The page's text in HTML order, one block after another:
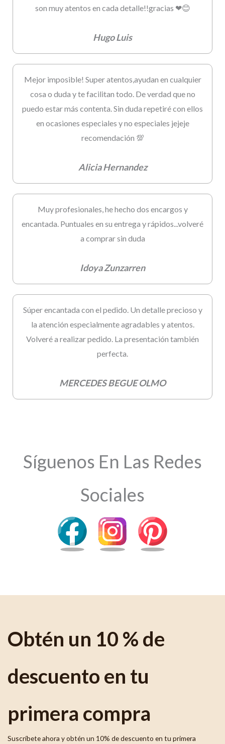
son muy atentos en cada detalle!!gracias ❤😊
Hugo Luis
Mejor imposible! Super atentos,ayudan en cualquier
cosa o duda y te facilitan todo. De verdad que no
puedo estar más contenta. Sin duda repetiré con ellos
en ocasiones especiales y no especiales jejeje
recomendación 💯
Alicia Hernandez
Muy profesionales, he hecho dos encargos y
encantada. Puntuales en su entrega y rápidos...volveré
a comprar sin duda
Idoya Zunzarren
Súper encantada con el pedido. Un detalle precioso y
la atención especialmente agradables y atentos.
Volveré a realizar pedido. La presentación también
perfecta.
MERCEDES BEGUE OLMO
Síguenos En Las Redes
Sociales
Obtén un 10 % de
descuento en tu
primera compra
Suscríbete ahora y obtén un 10% de descuento en tu primera